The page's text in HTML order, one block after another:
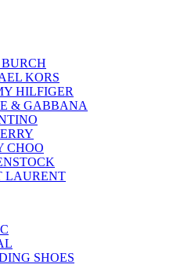
KORS
HILFIGER
& GABBANA
CHOO
LAURENT
SHOES